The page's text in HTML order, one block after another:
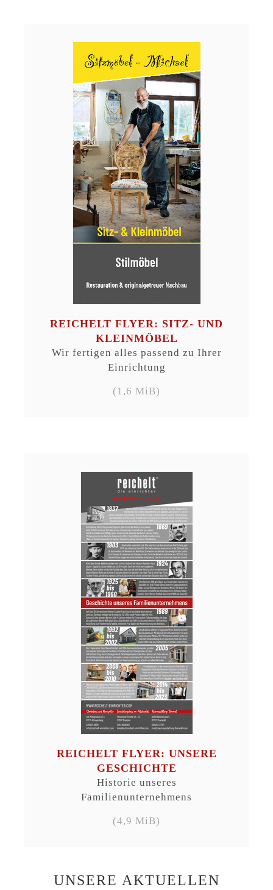
REICHELT FLYER: SITZ- UND
KLEINMÖBEL
Wir fertigen alles passend zu Ihrer
Einrichtung
(1,6 MiB)
REICHELT FLYER: UNSERE
GESCHICHTE
Historie unseres
Familienunternehmens
(4,9 MiB)
UNSERE AKTUELLEN